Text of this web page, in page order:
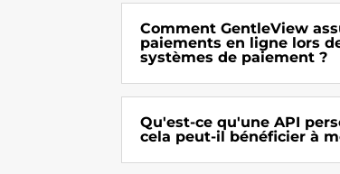
Comment GentleView
paiements en ligne lors
systèmes de paiement ?
Qu'est-ce qu'une API
cela peut-il bénéficier à